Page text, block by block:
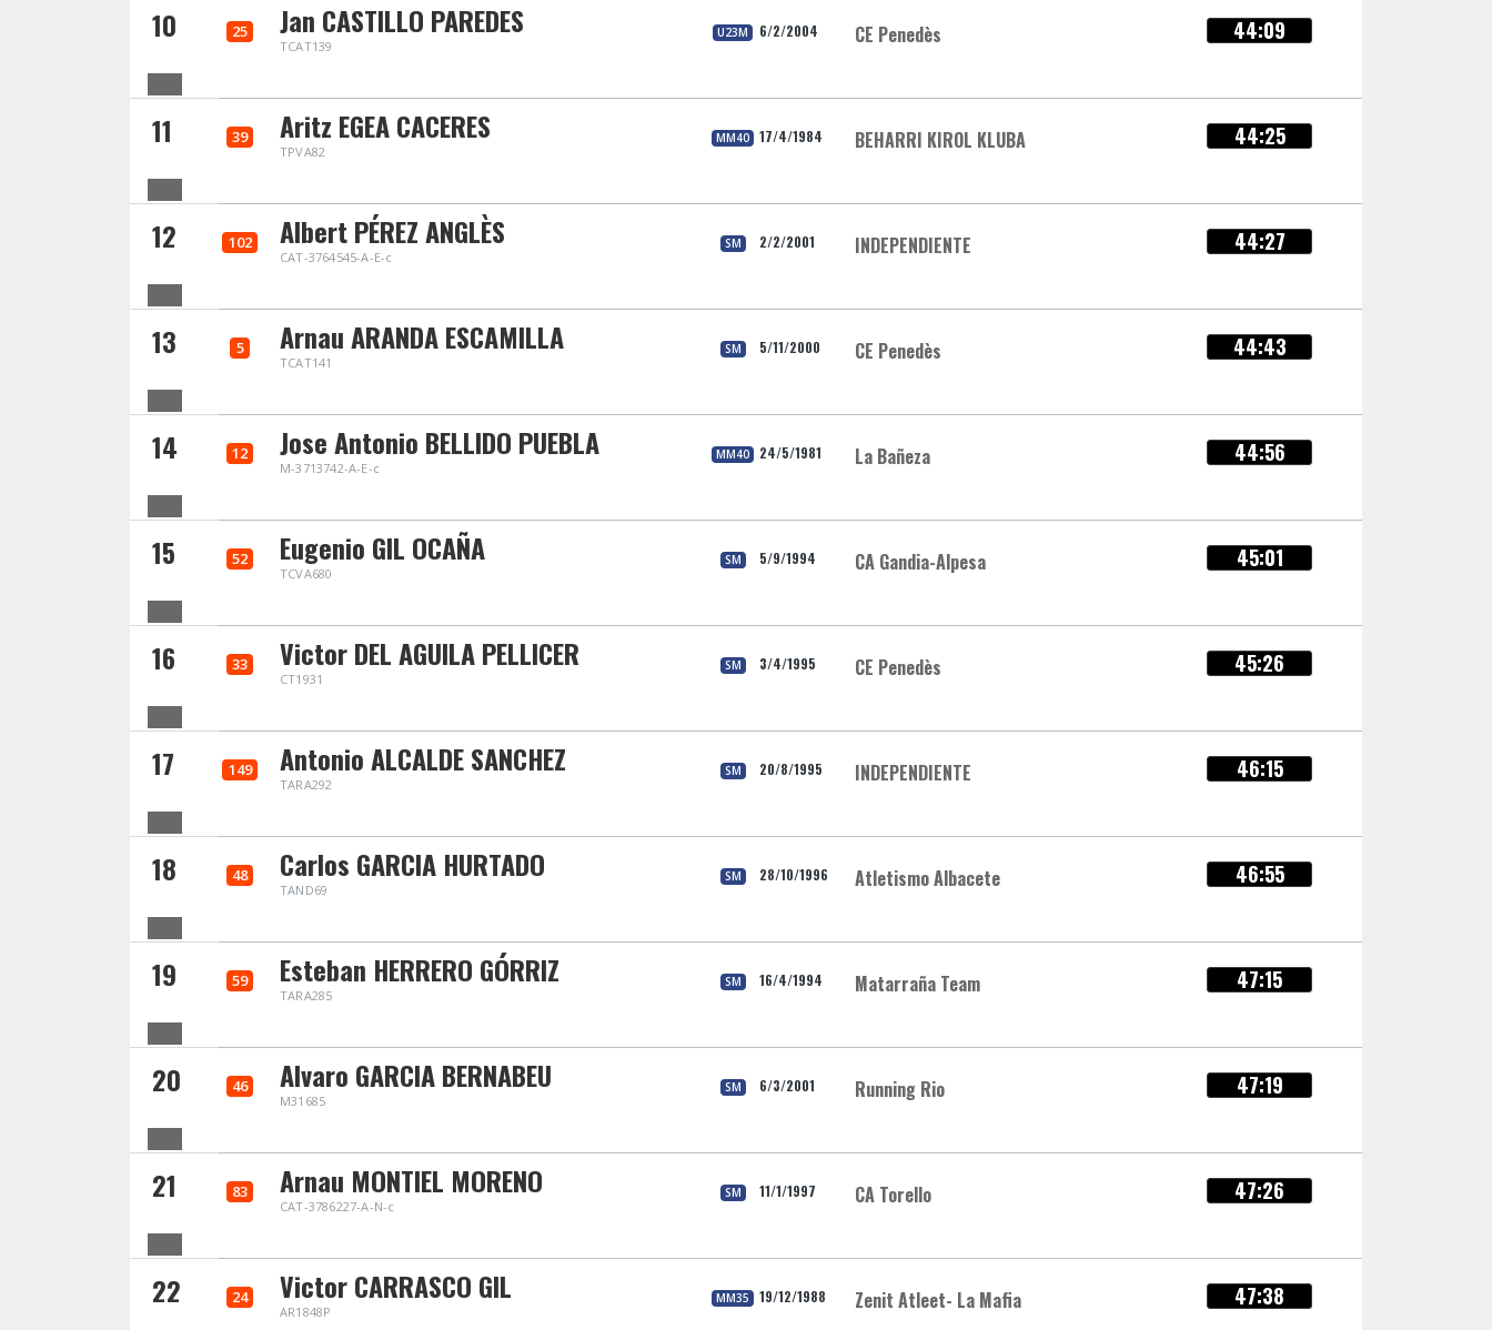
10 25 Jan CASTILLO PAREDES
TCAT139
U23M 6/2/2004 CE Penedès 44:09
11 39 Aritz EGEA CACERES
TPVA82
MM40 17/4/1984 BEHARRI KIROL KLUBA 44:25
12 102 Albert PÉREZ ANGLÈS
CAT-3764545-A-E-c
SM 2/2/2001 INDEPENDIENTE 44:27
13 5 Arnau ARANDA ESCAMILLA
TCAT141
SM 5/11/2000 CE Penedès 44:43
14 12 Jose Antonio BELLIDO PUEBLA
M-3713742-A-E-c
MM40 24/5/1981 La Bañeza 44:56
15 52 Eugenio GIL OCAÑA
TCVA680
SM 5/9/1994 CA Gandia-Alpesa 45:01
16 33 Victor DEL AGUILA PELLICER
CT1931
SM 3/4/1995 CE Penedès 45:26
17 149 Antonio ALCALDE SANCHEZ
TARA292
SM 20/8/1995 INDEPENDIENTE 46:15
18 48 Carlos GARCIA HURTADO
TAND69
SM 28/10/1996 Atletismo Albacete 46:55
19 59 Esteban HERRERO GÓRRIZ
TARA285
SM 16/4/1994 Matarraña Team 47:15
20 46 Alvaro GARCIA BERNABEU
M31685
SM 6/3/2001 Running Rio 47:19
21 83 Arnau MONTIEL MORENO
CAT-3786227-A-N-c
SM 11/1/1997 CA Torello 47:26
22 24 Victor CARRASCO GIL
AR1848P
MM35 19/12/1988 Zenit Atleet- La Mafia 47:38